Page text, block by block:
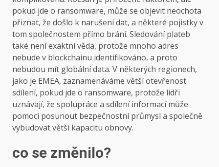
pokud jde o ransomware, může se objevit neochota
přiznat, že došlo k narušení dat, a některé pojistky v
tom společnostem přímo brání. Sledování plateb
také není exaktní věda, protože mnoho adres
nebude v blockchainu identifikováno, a proto
nebudou mít globální data. V některých regionech,
jako je EMEA, zaznamenáváme větší otevřenost
sdílení, pokud jde o ransomware, protože lídři
uznávají, že spolupráce a sdílení informací může
pomoci posunout bezpečnostní průmysl a společně
vybudovat větší kapacitu obnovy.
co se změnilo?